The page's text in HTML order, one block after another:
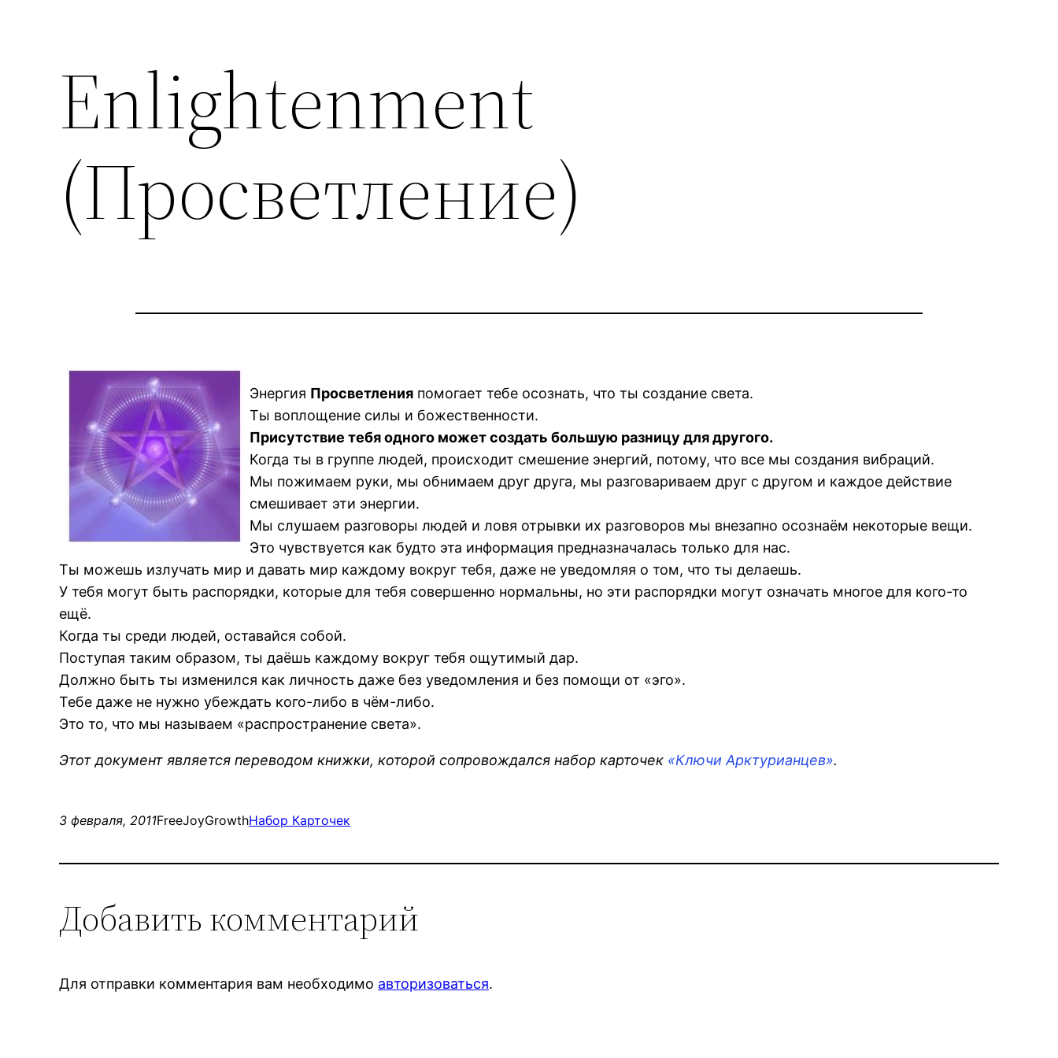
Enlightenment
(Просветление)
Энергия Просветления помогает тебе осознать, что ты создание света.
Ты воплощение силы и божественности.
Присутствие тебя одного может создать большую разницу для другого.
Когда ты в группе людей, происходит смешение энергий, потому, что все мы создания вибраций.
Мы пожимаем руки, мы обнимаем друг друга, мы разговариваем друг с другом и каждое действие
смешивает эти энергии.
Мы слушаем разговоры людей и ловя отрывки их разговоров мы внезапно осознаём некоторые вещи.
Это чувствуется как будто эта информация предназначалась только для нас.
Ты можешь излучать мир и давать мир каждому вокруг тебя, даже не уведомляя о том, что ты делаешь.
У тебя могут быть распорядки, которые для тебя совершенно нормальны, но эти распорядки могут означать многое для кого-то
ещё.
Когда ты среди людей, оставайся собой.
Поступая таким образом, ты даёшь каждому вокруг тебя ощутимый дар.
Должно быть ты изменился как личность даже без уведомления и без помощи от «эго».
Тебе даже не нужно убеждать кого-либо в чём-либо.
Это то, что мы называем «распространение света».
Этот документ является переводом книжки, которой сопровождался набор карточек «Ключи Арктурианцев».
3 февраля, 2011FreeJoyGrowthНабор Карточек
Добавить комментарий
Для отправки комментария вам необходимо авторизоваться.